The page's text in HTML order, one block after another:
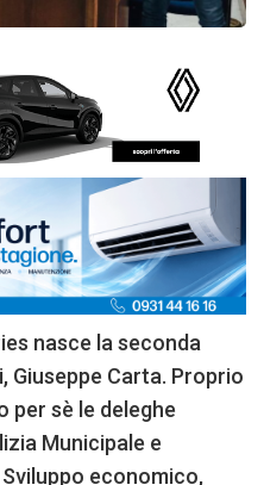
nasce la seconda
Giuseppe Carta. Proprio
per sè le deleghe
Municipale e
economico,